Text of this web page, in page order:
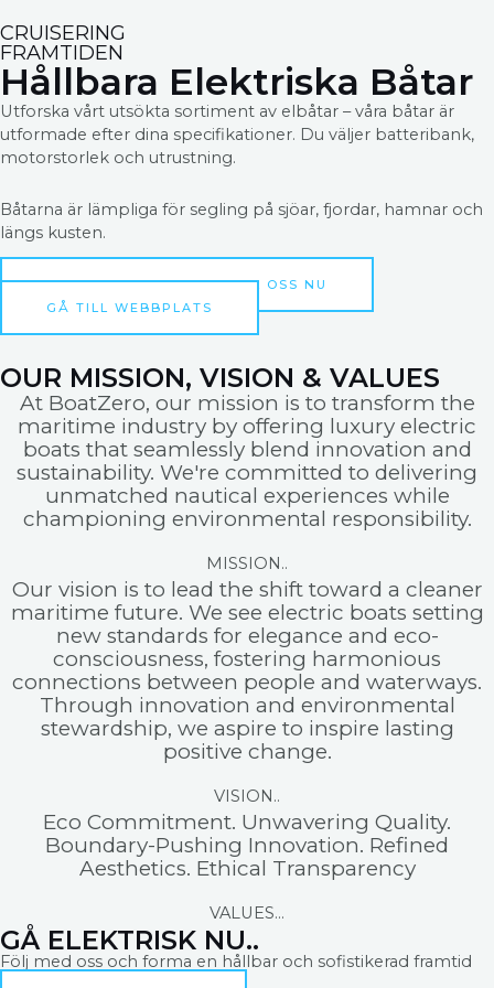
CRUISERING
FRAMTIDEN
Hållbara Elektriska Båtar
Utforska vårt utsökta sortiment av elbåtar – våra båtar är
utformade efter dina specifikationer. Du väljer batteribank,
motorstorlek och utrustning.
Båtarna är lämpliga för segling på sjöar, fjordar, hamnar och
längs kusten.
SKICKA MEDDELANDEN TIL OSS NU
GÅ TILL WEBBPLATS
OUR MISSION, VISION & VALUES
At BoatZero, our mission is to transform the
maritime industry by offering luxury electric
boats that seamlessly blend innovation and
sustainability. We're committed to delivering
unmatched nautical experiences while
championing environmental responsibility.
MISSION..
Our vision is to lead the shift toward a cleaner
maritime future. We see electric boats setting
new standards for elegance and eco-
consciousness, fostering harmonious
connections between people and waterways.
Through innovation and environmental
stewardship, we aspire to inspire lasting
positive change.
VISION..
Eco Commitment. Unwavering Quality.
Boundary-Pushing Innovation. Refined
Aesthetics. Ethical Transparency
VALUES...
GÅ ELEKTRISK NU..
Följ med oss ​​och forma en hållbar och sofistikerad framtid
på vattnet